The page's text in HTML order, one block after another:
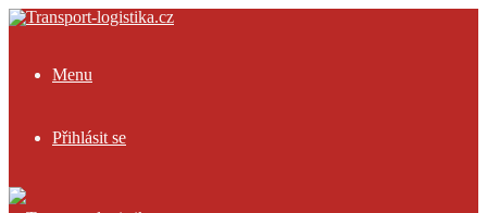
Menu
Přihlásit se